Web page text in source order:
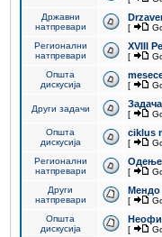
Државни
натпревари
[
Регионални
натпревари
XVIII
[
Општа
дискусија
[
Други задачи
[
Општа
дискусија
ciklus
[
Регионални
натпревари
Одење
[
Други
натпревари
Мендо
[
Општа
дискусија
[